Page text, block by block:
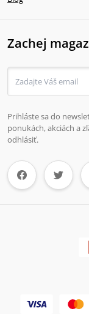
Zachej
Prihláste sa do
ponukách, akciách a
odhlásiť.